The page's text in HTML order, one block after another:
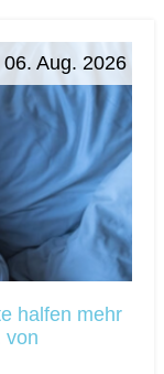
06. Aug. 2026
halfen mehr
von